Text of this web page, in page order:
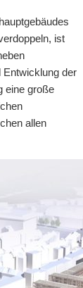
ist
Entwicklung der
eine große
allen